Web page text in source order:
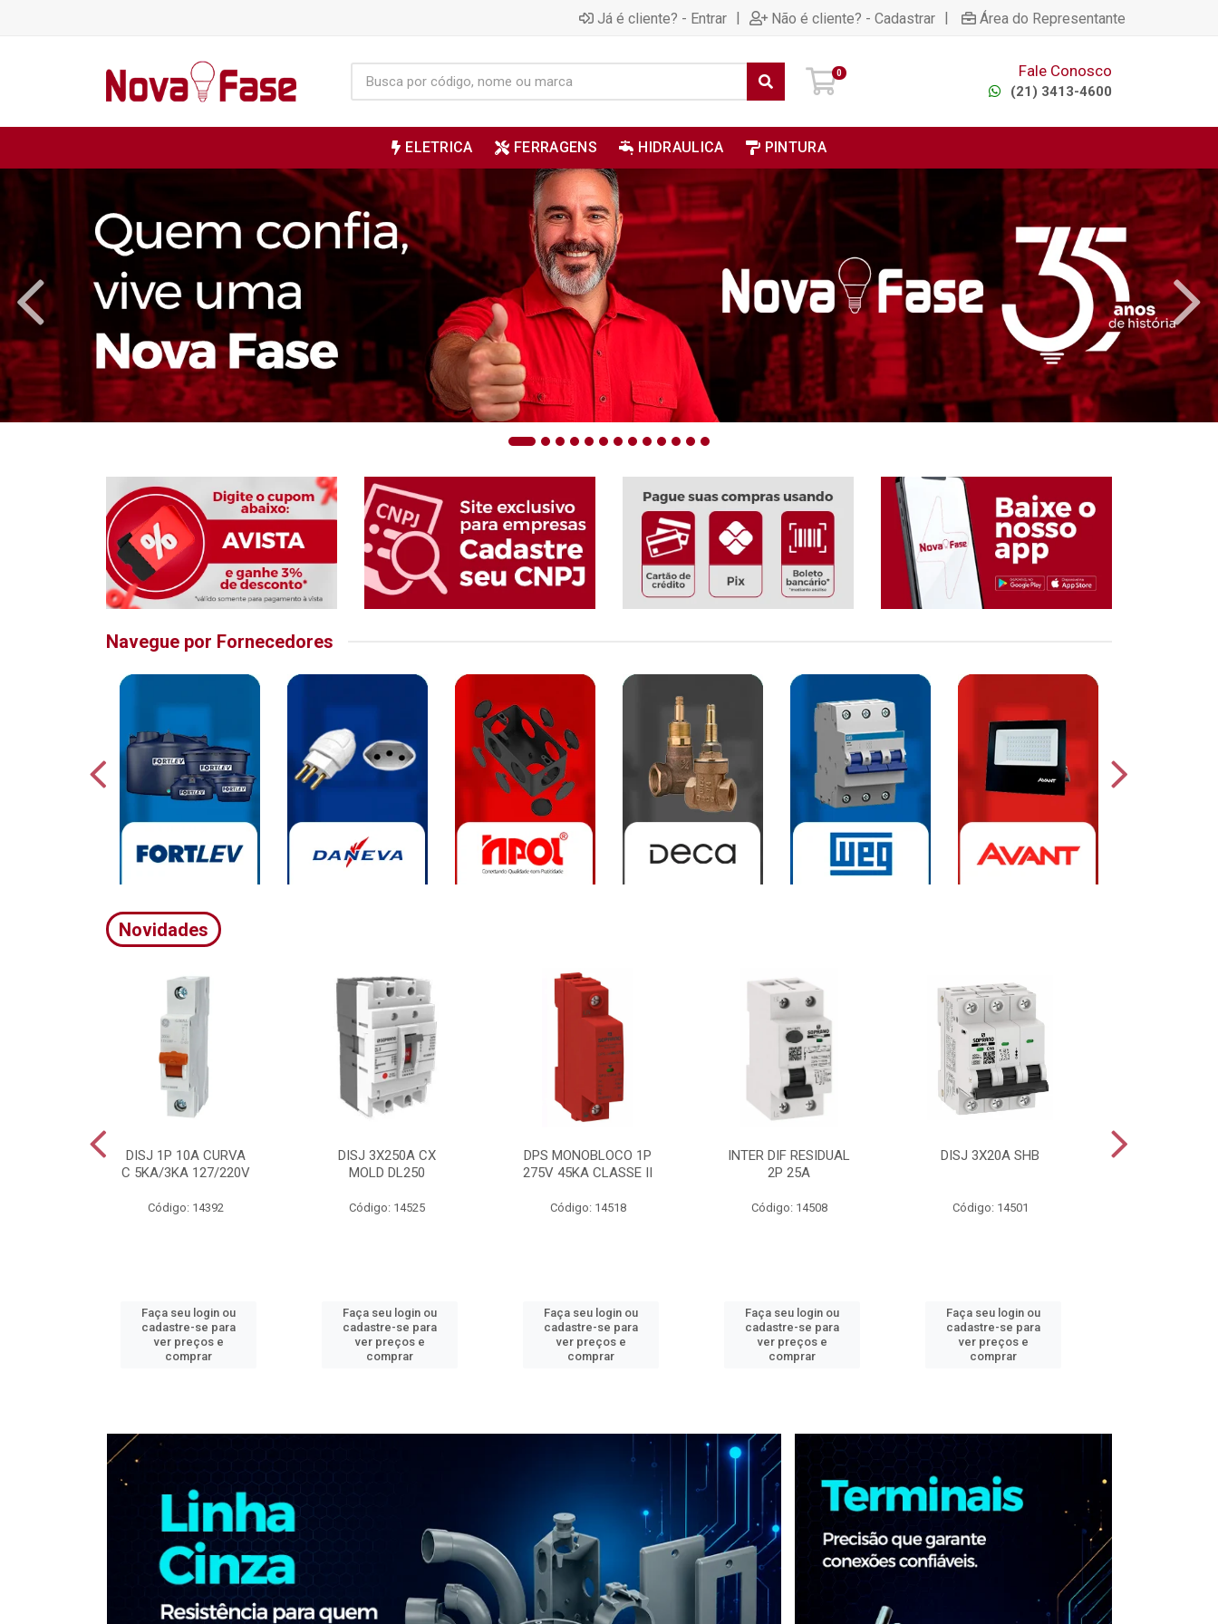
Já é cliente? - Entrar | Não é cliente? - Cadastrar | Área do Representante
0 Fale Conosco
(21) 3413-4600
ELETRICA FERRAGENS HIDRAULICA PINTURA
Navegue por Fornecedores
Novidades
DISJ 1P 10A CURVA
C 5KA/3KA 127/220V
Código: 14392
Faça seu login ou
cadastre-se para
ver preços e
comprar
DISJ 3X250A CX
MOLD DL250
Código: 14525
Faça seu login ou
cadastre-se para
ver preços e
comprar
DPS MONOBLOCO 1P
275V 45KA CLASSE II
Código: 14518
Faça seu login ou
cadastre-se para
ver preços e
comprar
INTER DIF RESIDUAL
2P 25A
Código: 14508
Faça seu login ou
cadastre-se para
ver preços e
comprar
DISJ 3X20A SHB
Código: 14501
Faça seu login ou
cadastre-se para
ver preços e
comprar